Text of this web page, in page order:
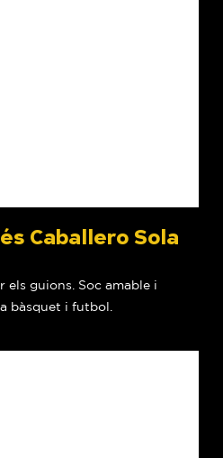
Caballero Sola
guions. Soc amable i
bàsquet i futbol.